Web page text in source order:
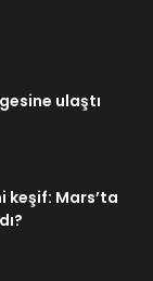
ulaştı
keşif: Mars’ta